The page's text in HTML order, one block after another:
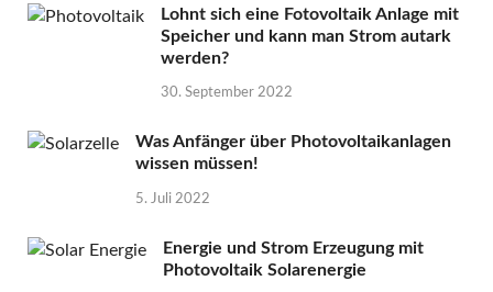
Lohnt sich eine Fotovoltaik Anlage mit
Speicher und kann man Strom autark
werden?
30. September 2022
Was Anfänger über Photovoltaikanlagen
wissen müssen!
5. Juli 2022
Energie und Strom Erzeugung mit
Photovoltaik Solarenergie